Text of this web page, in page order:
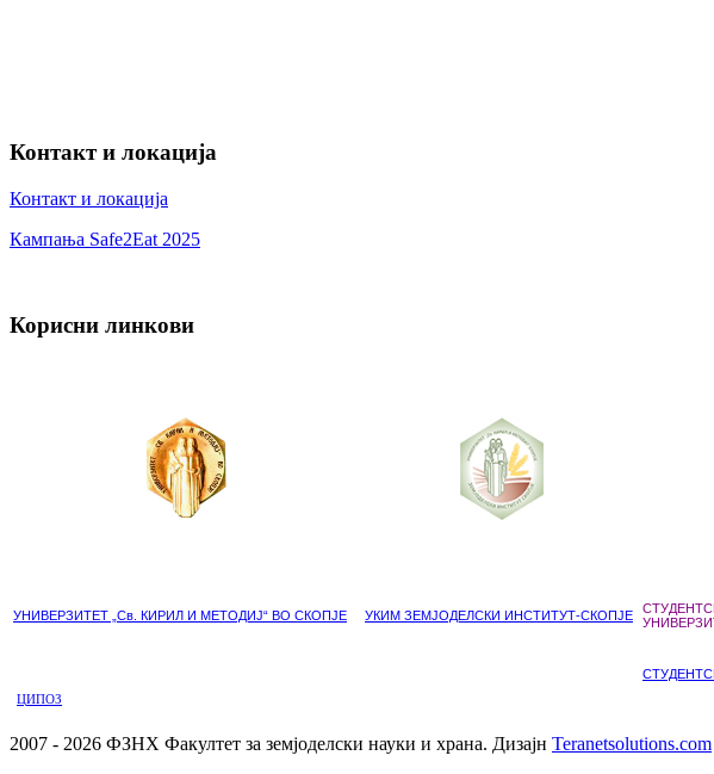
Контакт и локација
Контакт и локација
Кампања Safe2Eat 2025
Корисни линкови
УНИВЕРЗИТЕТ „Св. КИРИЛ И МЕТОДИЈ“ ВО СКОПЈЕ УКИМ ЗЕМЈОДЕЛСКИ ИНСТИТУТ-СКОПЈЕ
ЦИПОЗ
2007 - 2026 ФЗНХ Факултет за земјоделски науки и храна. Дизајн Teranetsolutions.com